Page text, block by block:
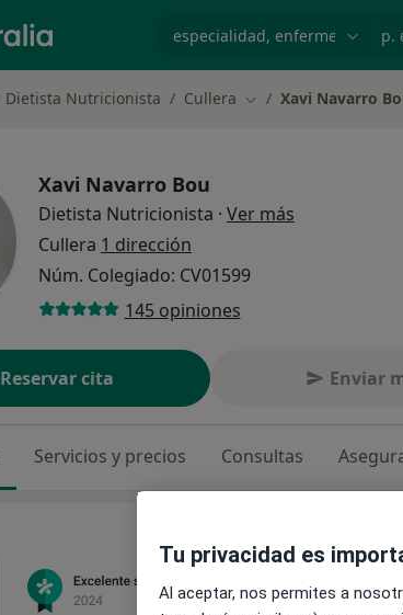
Dietista Nutricionista Cullera Cambiar de ciudad
Xavi Navarro
Xavi Navarro Bou
Dietista Nutricionista · Ver más
Cullera 1 dirección
Núm. Colegiado: CV01599
145 opiniones
Reservar cita Enviar
Servicios y precios Consultas
Tu privacidad es
Al aceptar, nos permites a